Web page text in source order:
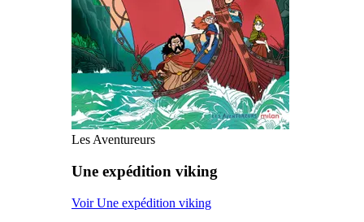
Les Aventureurs
Une expédition viking
Voir Une expédition viking